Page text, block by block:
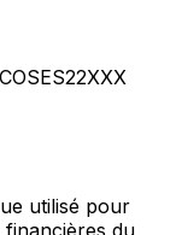
utilisé pour
du